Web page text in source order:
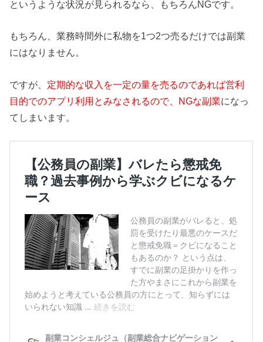
というような状況が見られるなら、もちろんNGです。
もちろん、業務時間外に私物を1つ2つ売るだけでは副業
にはなりません。
ですが、 定期的な収入を一定の量を売るのであれば営利
目的でのアプリ利用とみなされるので、NGな副業になっ
てしまいます。